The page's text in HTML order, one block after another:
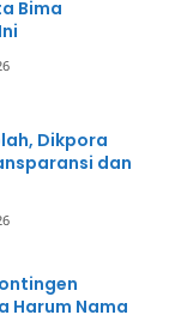
Bima
Dikpora
dan
Harum Nama